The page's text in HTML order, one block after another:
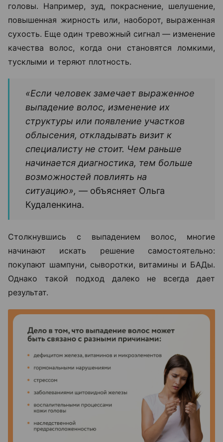
головы. Например, зуд, покраснение, шелушение,
повышенная жирность или, наоборот, выраженная
сухость. Еще один тревожный сигнал — изменение
качества волос, когда они становятся ломкими,
тусклыми и теряют плотность.
«Если человек замечает выраженное
выпадение волос, изменение их
структуры или появление участков
облысения, откладывать визит к
специалисту не стоит. Чем раньше
начинается диагностика, тем больше
возможностей повлиять на
ситуацию», — объясняет Ольга
Кудаленкина.
Столкнувшись с выпадением волос, многие
начинают искать решение самостоятельно:
покупают шампуни, сыворотки, витамины и БАДы.
Однако такой подход далеко не всегда дает
результат.